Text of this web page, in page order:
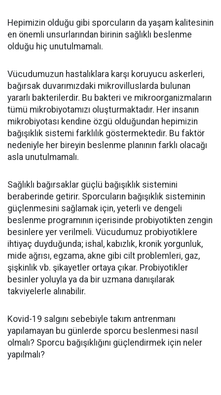
Hepimizin olduğu gibi sporcuların da yaşam kalitesinin
en önemli unsurlarından birinin sağlıklı beslenme
olduğu hiç unutulmamalı.
Vücudumuzun hastalıklara karşı koruyucu askerleri,
bağırsak duvarımızdaki mikrovilluslarda bulunan
yararlı bakterilerdir. Bu bakteri ve mikroorganizmaların
tümü mikrobiyotamızı oluşturmaktadır. Her insanın
mikrobiyotası kendine özgü olduğundan hepimizin
bağışıklık sistemi farklılık göstermektedir. Bu faktör
nedeniyle her bireyin beslenme planının farklı olacağı
asla unutulmamalı.
Sağlıklı bağırsaklar güçlü bağışıklık sistemini
beraberinde getirir. Sporcuların bağışıklık sisteminin
güçlenmesini sağlamak için, yeterli ve dengeli
beslenme programının içerisinde probiyotikten zengin
besinlere yer verilmeli. Vücudumuz probiyotiklere
ihtiyaç duyduğunda; ishal, kabızlık, kronik yorgunluk,
mide ağrısı, egzama, akne gibi cilt problemleri, gaz,
şişkinlik vb. şikayetler ortaya çıkar. Probiyotikler
besinler yoluyla ya da bir uzmana danışılarak
takviyelerle alınabilir.
Kovid-19 salgını sebebiyle takım antrenmanı
yapılamayan bu günlerde sporcu beslenmesi nasıl
olmalı? Sporcu bağışıklığını güçlendirmek için neler
yapılmalı?